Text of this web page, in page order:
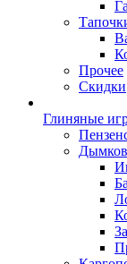
Прочее
Скидки
Глиняные